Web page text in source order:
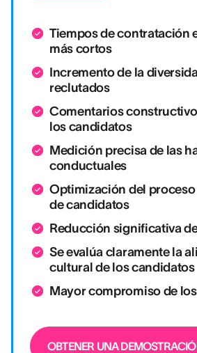
Tiempos de contratación
más cortos
Incremento de la
reclutados
Comentarios
los candidatos
Medición precisa de las
conductuales
Optimización del
de candidatos
Reducción significativa
Se evalúa claramente la
cultural de los candidatos
Mayor compromiso de
OBTENER UNA